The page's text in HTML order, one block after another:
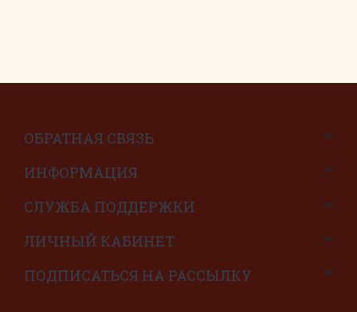
ОБРАТНАЯ СВЯЗЬ
ИНФОРМАЦИЯ
СЛУЖБА ПОДДЕРЖКИ
ЛИЧНЫЙ КАБИНЕТ
ПОДПИСАТЬСЯ НА РАССЫЛКУ